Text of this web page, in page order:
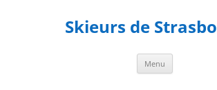
Skieurs de
Menu